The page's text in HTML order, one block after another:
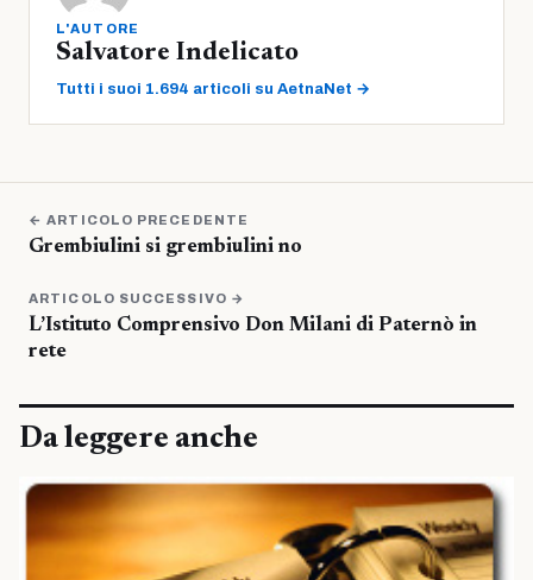
L'AUTORE
Salvatore Indelicato
Tutti i suoi 1.694 articoli su AetnaNet →
← ARTICOLO PRECEDENTE
Grembiulini si grembiulini no
ARTICOLO SUCCESSIVO →
L’Istituto Comprensivo Don Milani di Paternò in
rete
Da leggere anche